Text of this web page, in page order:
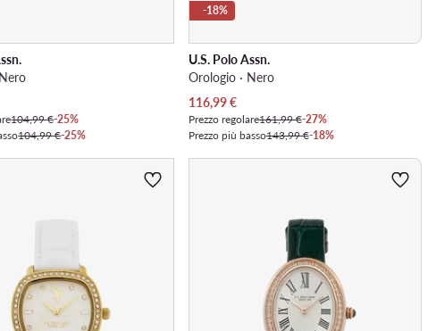
104,99 €-25%
104,99 €-25%
-18%
U.S. Polo Assn.
Orologio · Nero
Prezzo attuale
116,99€
Prezzo regolare161,99 €-27%
Prezzo più basso143,99 €-18%